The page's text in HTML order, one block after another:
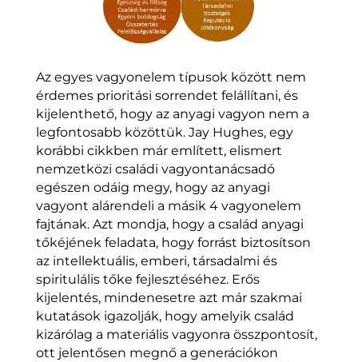
Az egyes vagyonelem típusok között nem
érdemes prioritási sorrendet felállítani, és
kijelenthető, hogy az anyagi vagyon nem a
legfontosabb közöttük. Jay Hughes, egy
korábbi cikkben már említett, elismert
nemzetközi családi vagyontanácsadó
egészen odáig megy, hogy az anyagi
vagyont alárendeli a másik 4 vagyonelem
fajtának. Azt mondja, hogy a család anyagi
tőkéjének feladata, hogy forrást biztosítson
az intellektuális, emberi, társadalmi és
spiritulális tőke fejlesztéséhez. Erős
kijelentés, mindenesetre azt már szakmai
kutatások igazolják, hogy amelyik család
kizárólag a materiális vagyonra összpontosít,
ott jelentősen megnő a generációkon